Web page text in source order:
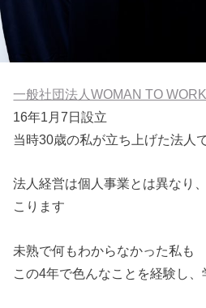
一般社団法人WOMAN TO
16年1月7日設立
当時30歳の私が立ち上げた法人
法人経営は個人事業とは異なり
こります
未熟で何もわからなかった私も
この4年で色んなことを経験し、